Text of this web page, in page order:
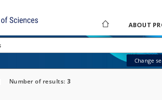
ABOUT
Change
Number of results: 3